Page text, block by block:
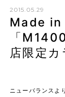
2015.05.29
Made in
「
店限定
ニューバランスよ